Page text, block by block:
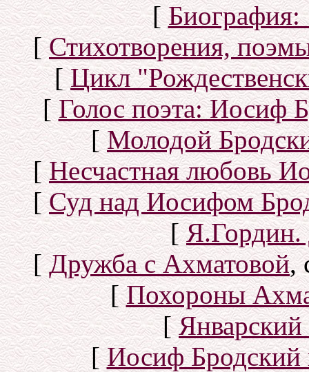
[Биография:
[Стихотворения,
[Цикл
[Голос поэта: Иосиф
[Молодой
[Несчастная любовь
[Суд над Иосифом
[Я.Гордин.
[Дружба с Ахматовой,
[Похороны
[Январский
[Иосиф Бродский